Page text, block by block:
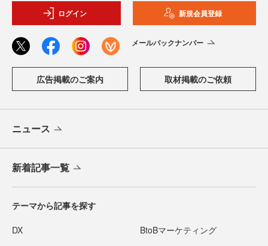
ログイン 新規会員登録
メールバックナンバー
広告掲載のご案内 取材掲載のご依頼
ニュース
新着記事一覧
テーマから記事を探す
DX BtoBマーケティング